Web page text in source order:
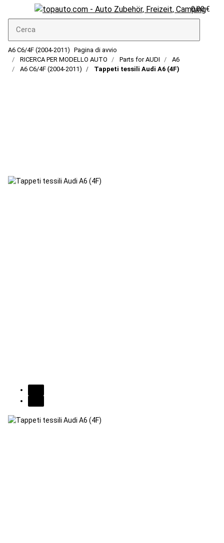
0,00 €
A6 C6/4F (2004-2011) Pagina di avvio
RICERCA PER MODELLO AUTO
Parts for AUDI
A6
A6 C6/4F (2004-2011)
Tappeti tessili Audi A6 (4F)